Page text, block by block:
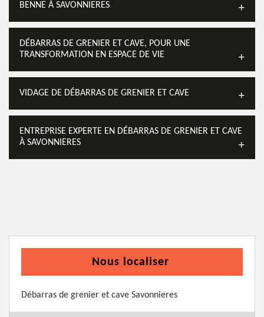
BENNE À SAVONNIERES
DÉBARRAS DE GRENIER ET CAVE, POUR UNE
TRANSFORMATION EN ESPACE DE VIE
VIDAGE DE DÉBARRAS DE GRENIER ET CAVE
ENTREPRISE EXPERTE EN DÉBARRAS DE GRENIER ET CAVE
À SAVONNIERES
Nous localiser
Débarras de grenier et cave Savonnieres